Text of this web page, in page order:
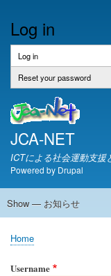
Log in
Primary
tabs
Log in
tab)
Reset your password
JCA-NET
ICTによる社会運動支援
Powered by Drupal
お
ら
Show — お知らせ
JCA-NETからのお知らせ
Breadcrumb
Home
Username